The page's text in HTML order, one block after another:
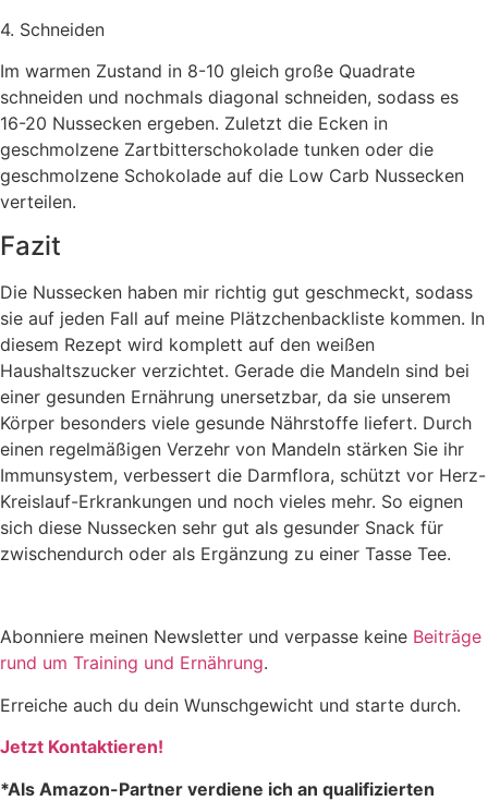
4. Schneiden
Im warmen Zustand in 8-10 gleich große Quadrate
schneiden und nochmals diagonal schneiden, sodass es
16-20 Nussecken ergeben. Zuletzt die Ecken in
geschmolzene Zartbitterschokolade tunken oder die
geschmolzene Schokolade auf die Low Carb Nussecken
verteilen.
Fazit
Die Nussecken haben mir richtig gut geschmeckt, sodass
sie auf jeden Fall auf meine Plätzchenbackliste kommen. In
diesem Rezept wird komplett auf den weißen
Haushaltszucker verzichtet. Gerade die Mandeln sind bei
einer gesunden Ernährung unersetzbar, da sie unserem
Körper besonders viele gesunde Nährstoffe liefert. Durch
einen regelmäßigen Verzehr von Mandeln stärken Sie ihr
Immunsystem, verbessert die Darmflora, schützt vor Herz-
Kreislauf-Erkrankungen und noch vieles mehr. So eignen
sich diese Nussecken sehr gut als gesunder Snack für
zwischendurch oder als Ergänzung zu einer Tasse Tee.
Abonniere meinen Newsletter und verpasse keine Beiträge
rund um Training und Ernährung.
Erreiche auch du dein Wunschgewicht und starte durch.
Jetzt Kontaktieren!
*Als Amazon-Partner verdiene ich an qualifizierten